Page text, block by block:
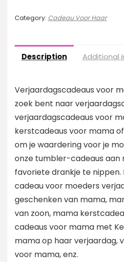
Category: Cadeau Voor Haar
Description Additional
Verjaardagscadeaus voor
zoek bent naar
verjaardagscadeaus voor
kerstcadeaus voor mama
om je waardering voor je
onze tumbler-cadeaus aan
favoriete drankje te
cadeau voor moeders
geschenken van mama,
van zoon, mama
cadeaus voor mama met
mama op haar verjaardag,
voor mama, enz.